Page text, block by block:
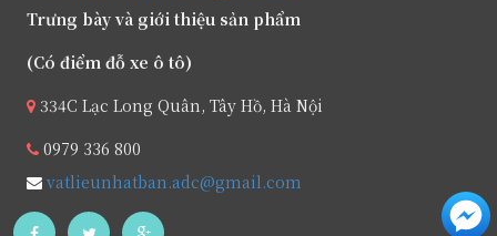
Trưng bày và giới thiệu sản phẩm
(Có điểm đỗ xe ô tô)
334C Lạc Long Quân, Tây Hồ, Hà Nội
0979 336 800
vatlieunhatban.adc@gmail.com